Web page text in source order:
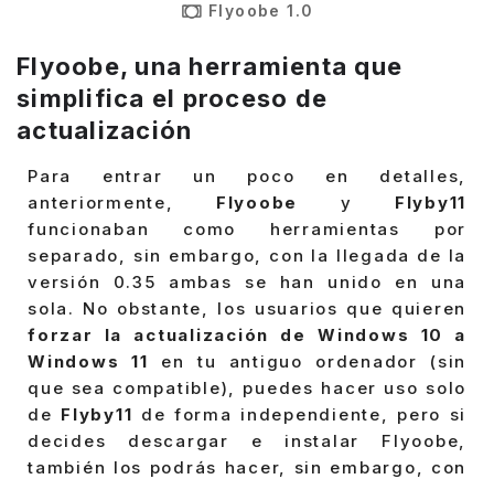
Flyoobe 1.0
Flyoobe, una herramienta que
simplifica el proceso de
actualización
Para entrar un poco en detalles,
anteriormente, Flyoobe y Flyby11
funcionaban como herramientas por
separado, sin embargo, con la llegada de la
versión 0.35 ambas se han unido en una
sola. No obstante, los usuarios que quieren
forzar la actualización de Windows 10 a
Windows 11
en tu antiguo ordenador (sin
que sea compatible), puedes hacer uso solo
de Flyby11 de forma independiente, pero si
decides descargar e instalar Flyoobe,
también los podrás hacer, sin embargo, con